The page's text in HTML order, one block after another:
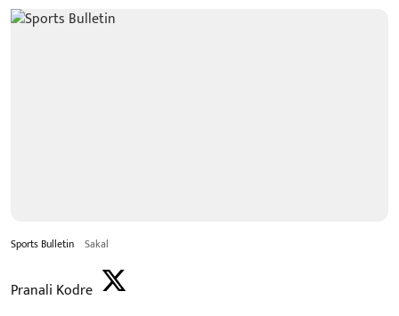
Sports Bulletin Sakal
Pranali Kodre